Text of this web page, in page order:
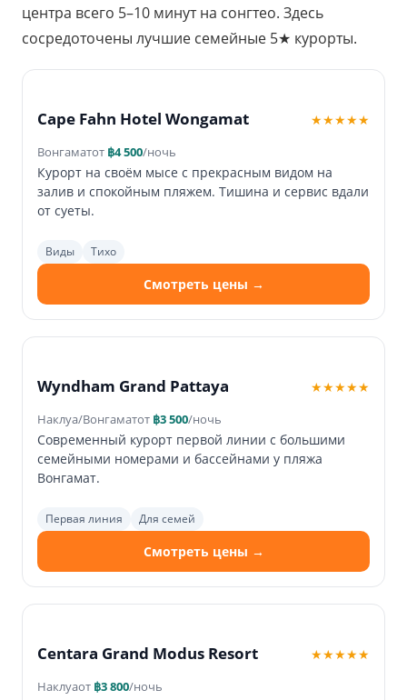
центра всего 5–10 минут на сонгтео. Здесь
сосредоточены лучшие семейные 5★ курорты.
Cape Fahn Hotel Wongamat ★★★★★
Вонгаматот ฿4 500/ночь
Курорт на своём мысе с прекрасным видом на
залив и спокойным пляжем. Тишина и сервис вдали
от суеты.
Виды Тихо
Смотреть цены →
Wyndham Grand Pattaya ★★★★★
Наклуа/Вонгаматот ฿3 500/ночь
Современный курорт первой линии с большими
семейными номерами и бассейнами у пляжа
Вонгамат.
Первая линия Для семей
Смотреть цены →
Centara Grand Modus Resort ★★★★★
Наклуаот ฿3 800/ночь